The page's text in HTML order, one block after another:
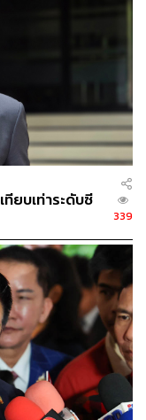
ยบเท่าระดับซี
339